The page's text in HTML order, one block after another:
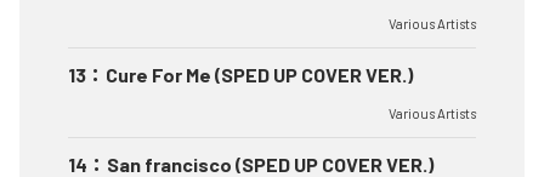
Various Artists
13 ： Cure For Me (SPED UP COVER VER.)
Various Artists
14 ： San francisco (SPED UP COVER VER.)